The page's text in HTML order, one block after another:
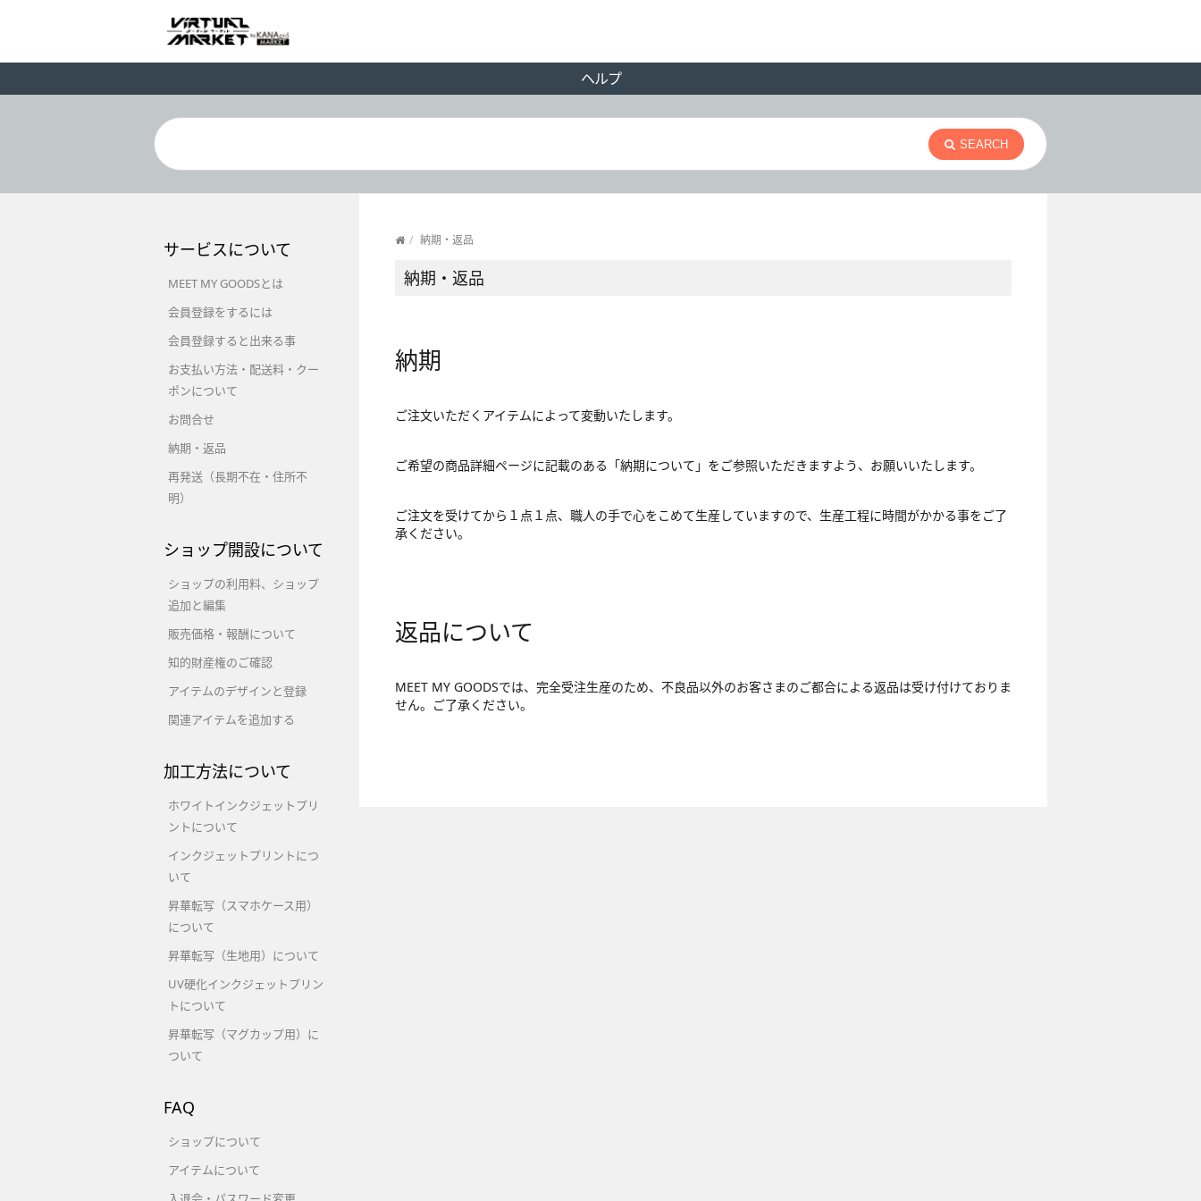
ヘルプ
SEARCH
/ 納期・返品
納期・返品
納期
ご注文いただくアイテムによって変動いたします。
ご希望の商品詳細ページに記載のある「納期について」をご参照いただきますよう、お願いいたします。
ご注文を受けてから１点１点、職人の手で心をこめて生産していますので、生産工程に時間がかかる事をご了
承ください。
返品について
MEET MY GOODSでは、完全受注生産のため、不良品以外のお客さまのご都合による返品は受け付けておりま
せん。ご了承ください。
サービスについて
MEET MY GOODSとは
会員登録をするには
会員登録すると出来る事
お支払い方法・配送料・クー
ポンについて
お問合せ
納期・返品
再発送（長期不在・住所不
明）
ショップ開設について
ショップの利用料、ショップ
追加と編集
販売価格・報酬について
知的財産権のご確認
アイテムのデザインと登録
関連アイテムを追加する
加工方法について
ホワイトインクジェットプリ
ントについて
インクジェットプリントにつ
いて
昇華転写（スマホケース用）
について
昇華転写（生地用）について
UV硬化インクジェットプリン
トについて
昇華転写（マグカップ用）に
ついて
FAQ
ショップについて
アイテムについて